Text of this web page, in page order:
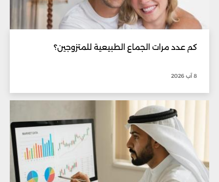
كم عدد مرات الجماع الطبيعية للمتزوجين؟
8 آب 2026